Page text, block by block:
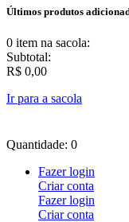
Últimos produtos
0 item na sacola:
Subtotal:
R$ 0,00
Ir para a sacola
Quantidade: 0
Fazer login
Criar conta
Fazer login
Criar conta